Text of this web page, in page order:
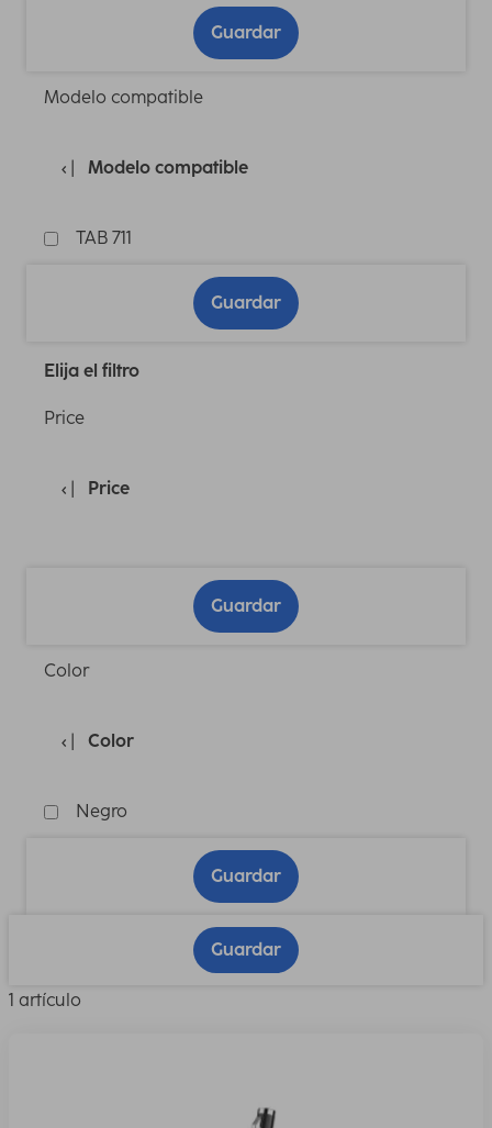
Guardar
Modelo compatible
Modelo compatible
TAB 711
Guardar
Elija el filtro
Price
Price
Guardar
Color
Color
Negro
Guardar
Guardar
1 artículo